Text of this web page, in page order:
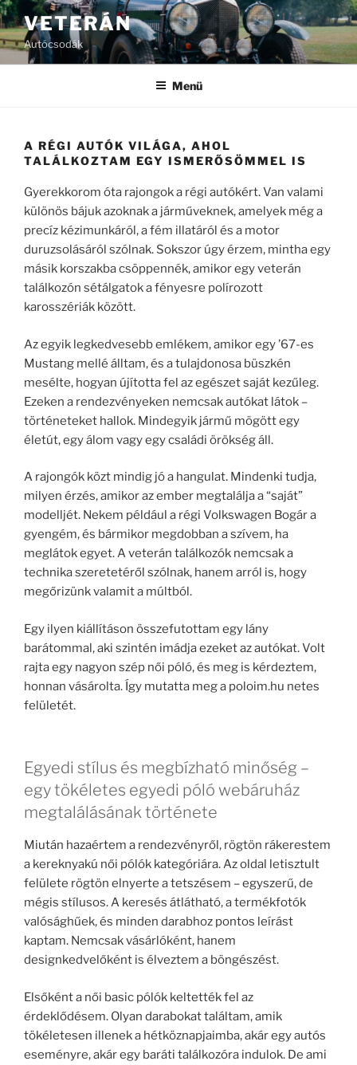
Tartalomhoz
VETERÁN
Autócsodák
Menü
A RÉGI AUTÓK VILÁGA, AHOL
TALÁLKOZTAM EGY ISMERŐSÖMMEL IS
Gyerekkorom óta rajongok a régi autókért. Van valami
különös bájuk azoknak a járműveknek, amelyek még a
precíz kézimunkáról, a fém illatáról és a motor
duruzsolásáról szólnak. Sokszor úgy érzem, mintha egy
másik korszakba csöppennék, amikor egy veterán
találkozón sétálgatok a fényesre polírozott
karosszériák között.
Az egyik legkedvesebb emlékem, amikor egy ’67-es
Mustang mellé álltam, és a tulajdonosa büszkén
mesélte, hogyan újította fel az egészet saját kezűleg.
Ezeken a rendezvényeken nemcsak autókat látok –
történeteket hallok. Mindegyik jármű mögött egy
életút, egy álom vagy egy családi örökség áll.
A rajongók közt mindig jó a hangulat. Mindenki tudja,
milyen érzés, amikor az ember megtalálja a “saját”
modelljét. Nekem például a régi Volkswagen Bogár a
gyengém, és bármikor megdobban a szívem, ha
meglátok egyet. A veterán találkozók nemcsak a
technika szeretetéről szólnak, hanem arról is, hogy
megőrizünk valamit a múltból.
Egy ilyen kiállításon összefutottam egy lány
barátommal, aki szintén imádja ezeket az autókat. Volt
rajta egy nagyon szép női póló, és meg is kérdeztem,
honnan vásárolta. Így mutatta meg a poloim.hu netes
felületét.
Egyedi stílus és megbízható minőség –
egy tökéletes egyedi póló webáruház
megtalálásának története
Miután hazaértem a rendezvényről, rögtön rákerestem
a kereknyakú női pólók kategóriára. Az oldal letisztult
felülete rögtön elnyerte a tetszésem – egyszerű, de
mégis stílusos. A keresés átlátható, a termékfotók
valósághűek, és minden darabhoz pontos leírást
kaptam. Nemcsak vásárlóként, hanem
designkedvelőként is élveztem a böngészést.
Elsőként a női basic pólók keltették fel az
érdeklődésem. Olyan darabokat találtam, amik
tökéletesen illenek a hétköznapjaimba, akár egy autós
eseményre, akár egy baráti találkozóra indulok. De ami